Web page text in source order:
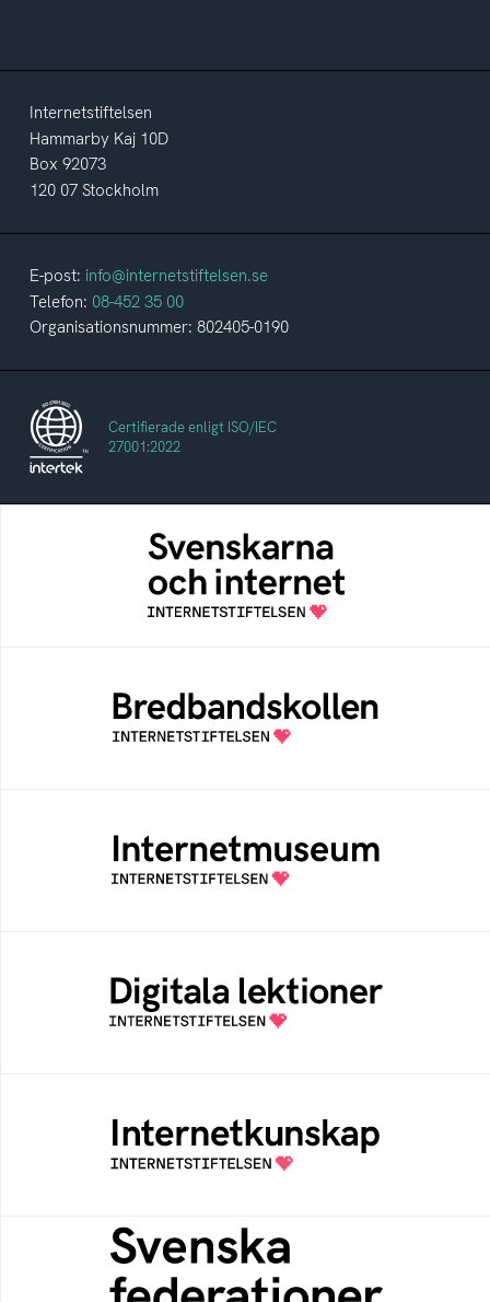
Internetstiftelsen
Hammarby Kaj 10D
Box 92073
120 07 Stockholm
E-post: info@internetstiftelsen.se
Telefon: 08-452 35 00
Organisationsnummer: 802405-0190
Certifierade enligt ISO/IEC
27001:2022
Svenskarna och internet
En årlig studie av svenska folkets
internetvanor
Bredbandskollen är ett oberoende
konsumentverktyg som drivs av
Internetstiftelsen
Ett digitalt museum som byggts, och kureras
av Internetstiftelsen
Öppen digital lärresurs med färdiga lektioner
för alla stadier i grundskolan
Samlad kunskap som hjälper dig att bli en
säker och medveten internetanvändare
Svenska federationer
Grunden för medlemskap i en sektors- eller